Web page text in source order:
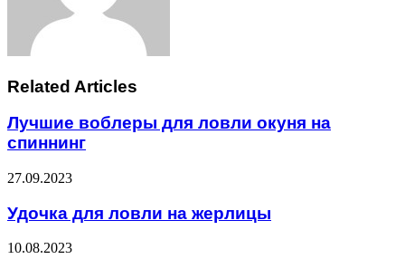
Related Articles
Лучшие воблеры для ловли окуня на
спиннинг
27.09.2023
Удочка для ловли на жерлицы
10.08.2023